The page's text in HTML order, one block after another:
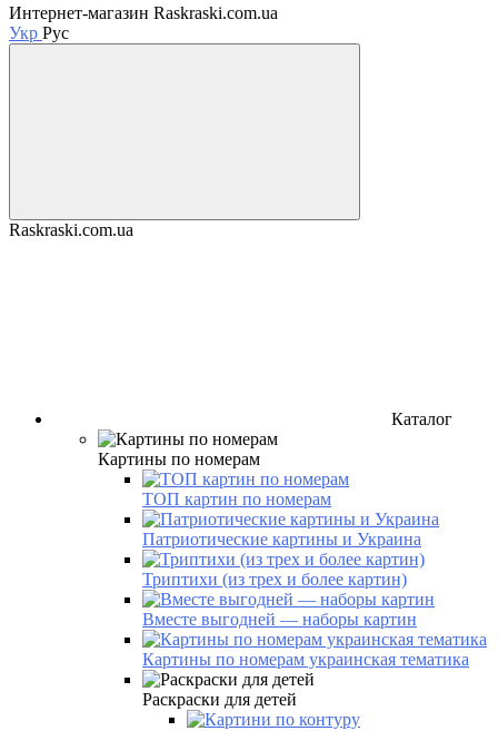
Интернет-магазин Raskraski.com.ua
Укр Рус
Raskraski.com.ua
Каталог
Картины по номерам
ТОП картин по номерам
Патриотические картины и Украина
Триптихи (из трех и более картин)
Вместе выгодней — наборы картин
Картины по номерам украинская тематика
Раскраски для детей